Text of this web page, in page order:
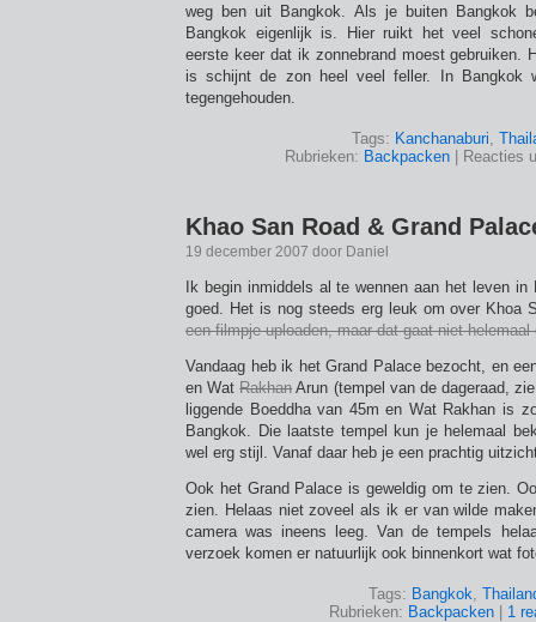
weg ben uit Bangkok. Als je buiten Bangkok
Bangkok eigenlijk is. Hier ruikt het veel
eerste keer dat ik zonnebrand moest gebruiken.
is schijnt de zon heel veel feller. In Bangkok
tegengehouden.
Tags: Kanchanaburi,
Rubrieken: Backpacken Reacties
Khao San Road & Grand
19 december 2007 door Daniel
Ik begin inmiddels al te wennen aan het leven
goed. Het is nog steeds erg leuk om over Khoa
een filmpje uploaden, maar dat gaat niet helemaal
Vandaag heb ik het Grand Palace bezocht, en
en WatRakhanArun (tempel van de dageraad,
liggende Boeddha van 45m en Wat Rakhan is
Bangkok. Die laatste tempel kun je helemaal
wel erg stijl. Vanaf daar heb je een prachtig
Ook het Grand Palace is geweldig om te zien.
zien. Helaas niet zoveel als ik er van wilde
camera was ineens leeg. Van de tempels
verzoek komen er natuurlijk ook binnenkort wat
Tags: Bangkok,
Rubrieken: Backpacken 1